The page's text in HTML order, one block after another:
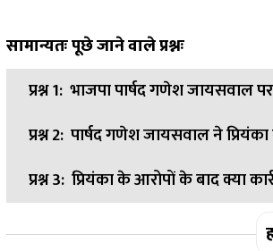
सामान्यतः पूछे जाने वाले प्रश्नः
प्रश्न 1: भाजपा पार्षद गणेश जायसवाल
उत्तर:भाजपा पार्षद गणेश जायसवाल की
प्रश्न 2: पार्षद गणेश जायसवाल ने
उत्तर:गणेश जायसवाल ने गुस्से में आकर
प्रश्न 3: प्रियंका के आरोपों के बाद क्या
उत्तर:प्रियंका के शिकायत के आधार पर